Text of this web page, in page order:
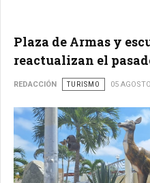
Plaza de Armas y
reactualizan el
REDACCIÓN TURISMO 05